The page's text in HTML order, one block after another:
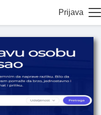
Prijava